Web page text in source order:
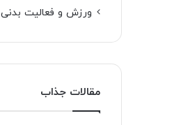
ورزش و فعالیت بدنی
مقالات جذاب